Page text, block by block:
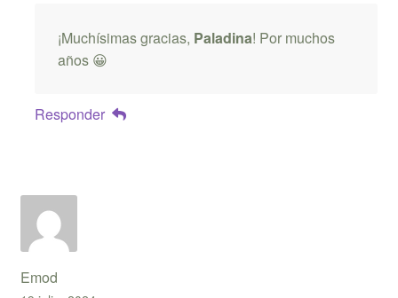
¡Muchísimas gracias, Paladina! Por muchos
años 😀
Responder
Emod